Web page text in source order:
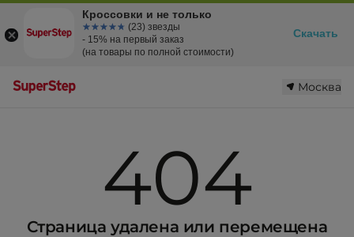
Москва
404
Страница удалена или перемещена
Кроссовки и не только
☆☆☆☆☆
★★★★★ (23) звезды
- 15% на первый заказ
(на товары по полной стоимости)
Скачать